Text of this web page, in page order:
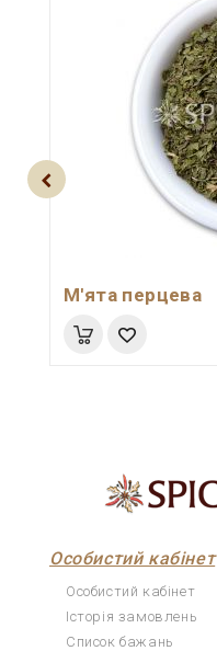
М'ята перцева
Особистий кабінет
Особистий кабінет
Історія замовлень
Список бажань